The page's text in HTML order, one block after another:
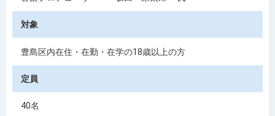
対象
豊島区内在住・在勤・在学の18歳以上の方
定員
40名